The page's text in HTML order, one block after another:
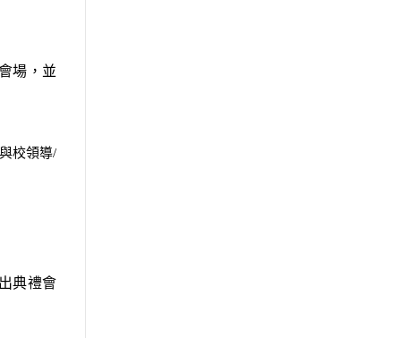
場，並
校領導/
典禮會